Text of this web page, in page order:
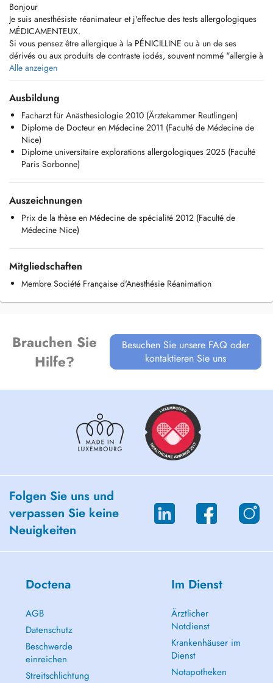
Bonjour
Je suis anesthésiste réanimateur et j'effectue des tests allergologiques
MÉDICAMENTEUX.
Si vous pensez être allergique à la PÉNICILLINE ou à un de ses
dérivés ou aux produits de contraste iodés, souvent nommé "allergie à
l'IODE", je vous propose d'avoir la certitude sur la présence de votre
allergie (ou non) en réalisant une consultation, et si nécessaire des
tests cutanés, et peut être même une reprise test du médicament, dans
un environnement médicalisé et sûr, à lhôpital.
Cela est très important car vous aurez sûrement à l'avenir besoin de
recevoir une pénicilline ou un scanner avec injection de produit de
contraste, et ce en urgence, donc prenez maintenant le temps de
connaitre vos allergies, cela peut vous sauver la vie.
l'anesthésie générale.
Alle anzeigen
Ausbildung
Facharzt für Anästhesiologie 2010 (Ärztekammer Reutlingen)
Diplome de Docteur en Médecine 2011 (Faculté de Médecine de
Nice)
Diplome universitaire explorations allergologiques 2025 (Faculté
Paris Sorbonne)
Auszeichnungen
Prix de la thèse en Médecine de spécialité 2012 (Faculté de
Médecine Nice)
Mitgliedschaften
Membre Société Française d'Anesthésie Réanimation
Brauchen Sie
Hilfe?
Besuchen Sie unsere FAQ oder
kontaktieren Sie uns
Folgen Sie uns und
verpassen Sie keine
Neuigkeiten
Doctena
AGB
Datenschutz
Beschwerde
einreichen
Streitschlichtung
Im Dienst
Ärztlicher
Notdienst
Krankenhäuser im
Dienst
Notapotheken